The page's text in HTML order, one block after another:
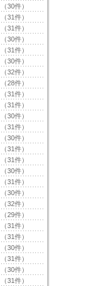
（30件）
（31件）
（31件）
（30件）
（31件）
（30件）
（32件）
（28件）
（31件）
（31件）
（30件）
（31件）
（30件）
（31件）
（31件）
（30件）
（31件）
（30件）
（32件）
（29件）
（31件）
（31件）
（30件）
（31件）
（30件）
（31件）